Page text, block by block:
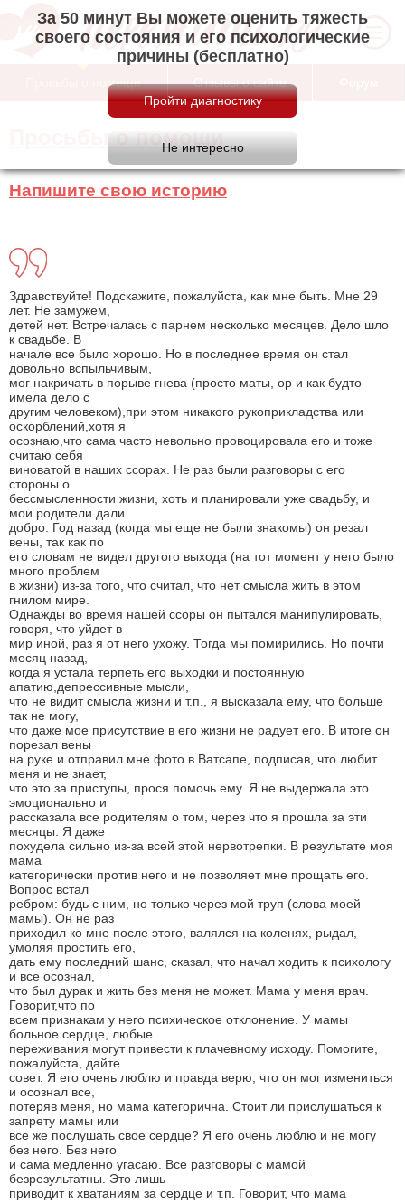
За 50 минут Вы можете оценить тяжесть
своего состояния и его психологические
причины (бесплатно)
Просьбы о помощи Отзывы о сайте
Просьбы о помощи
Напишите свою историю
Здравствуйте! Подскажите, пожалуйста, как мне быть. Мне 29
лет. Не замужем,
детей нет. Встречалась с парнем несколько месяцев. Дело шло
к свадьбе. В
начале все было хорошо. Но в последнее время он стал
довольно вспыльчивым,
мог накричать в порыве гнева (просто маты, ор и как будто
имела дело с
другим человеком),при этом никакого рукоприкладства или
оскорблений,хотя я
осознаю,что сама часто невольно провоцировала его и тоже
считаю себя
виноватой в наших ссорах. Не раз были разговоры с его
стороны о
бессмысленности жизни, хоть и планировали уже свадьбу, и
мои родители дали
добро. Год назад (когда мы еще не были знакомы) он резал
вены, так как по
его словам не видел другого выхода (на тот момент у него было
много проблем
в жизни) из-за того, что считал, что нет смысла жить в этом
гнилом мире.
Однажды во время нашей ссоры он пытался манипулировать,
говоря, что уйдет в
мир иной, раз я от него ухожу. Тогда мы помирились. Но почти
месяц назад,
когда я устала терпеть его выходки и постоянную
апатию,депрессивные мысли,
что не видит смысла жизни и т.п., я высказала ему, что больше
так не могу,
что даже мое присутствие в его жизни не радует его. В итоге он
порезал вены
на руке и отправил мне фото в Ватсапе, подписав, что любит
меня и не знает,
что это за приступы, прося помочь ему. Я не выдержала это
эмоционально и
рассказала все родителям о том, через что я прошла за эти
месяцы. Я даже
похудела сильно из-за всей этой нервотрепки. В результате моя
мама
категорически против него и не позволяет мне прощать его.
Вопрос встал
ребром: будь с ним, но только через мой труп (слова моей
мамы). Он не раз
приходил ко мне после этого, валялся на коленях, рыдал,
умоляя простить его,
дать ему последний шанс, сказал, что начал ходить к психологу
и все осознал,
что был дурак и жить без меня не может. Мама у меня врач.
Говорит,что по
всем признакам у него психическое отклонение. У мамы
больное сердце, любые
переживания могут привести к плачевному исходу. Помогите,
пожалуйста, дайте
совет. Я его очень люблю и правда верю, что он мог измениться
и осознал все,
потеряв меня, но мама категорична. Стоит ли прислушаться к
запрету мамы или
все же послушать свое сердце? Я его очень люблю и не могу
без него. Без него
и сама медленно угасаю. Все разговоры с мамой
безрезультатны. Это лишь
приводит к хватаниям за сердце и т.п. Говорит, что мама